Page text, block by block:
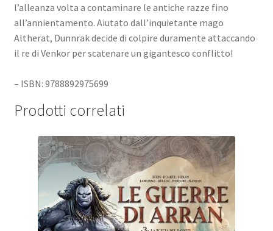
l’alleanza volta a contaminare le antiche razze fino
all’annientamento. Aiutato dall’inquietante mago
Altherat, Dunnrak decide di colpire duramente attaccando
il re di Venkor per scatenare un gigantesco conflitto!
– ISBN: 9788892975699
Prodotti correlati